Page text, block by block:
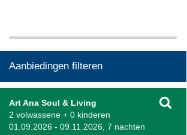
Aanbiedingen filteren
Art Ana Soul & Living
2 volwassene + 0 kinderen
01.09.2026 - 09.11.2026, 7 nachten